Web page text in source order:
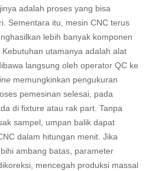
adalah proses yang bisa
Sementara itu, mesin CNC terus
lebih banyak komponen
utamanya adalah alat
langsung oleh operator QC ke
memungkinkan pengukuran
pemesinan selesai, pada
di fixture atau rak part. Tanpa
sampel, umpan balik dapat
dalam hitungan menit. Jika
ambang batas, parameter
mencegah produksi massal